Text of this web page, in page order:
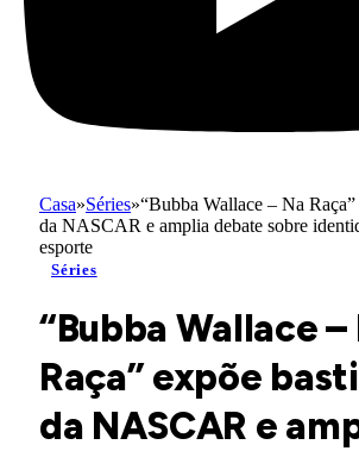
Casa»Séries»“Bubba Wallace – Na
da NASCAR e amplia debate sobre
esporte
Séries
“Bubba Wallace –
Raça” expõe
da NASCAR e